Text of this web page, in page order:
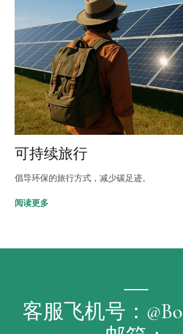
可持续旅行
倡导环保的旅行方式，减少碳足迹。
阅读更多
客服飞机号：